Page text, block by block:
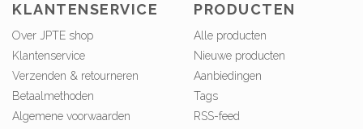
KLANTENSERVICE
Over JPTE shop
Klantenservice
Verzenden & retourneren
Betaalmethoden
Algemene voorwaarden
PRODUCTEN
Alle producten
Nieuwe producten
Aanbiedingen
Tags
RSS-feed